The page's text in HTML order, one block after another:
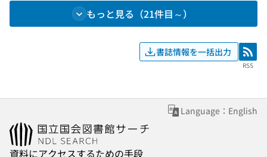
もっと見る（21件目～）
書誌情報を一括出力 RSS
RSS
Language：English
資料にアクセスするための手段